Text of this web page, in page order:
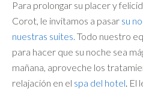
Para prolongar su placer y
Corot, le invitamos a pasar su
nuestras suites Todo nuestro
para hacer que su noche sea
mañana, aproveche los
relajación en el spa del hotel El